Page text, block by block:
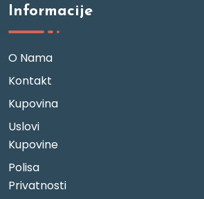
Informacije
O Nama
Kontakt
Kupovina
Uslovi
Kupovine
Polisa
Privatnosti